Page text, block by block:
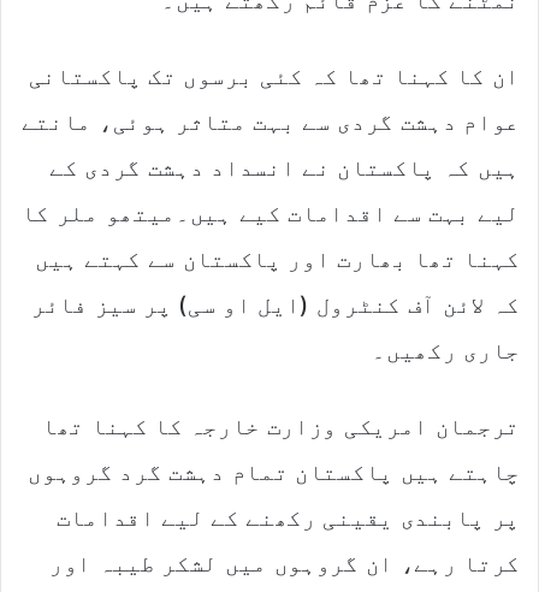
ان کا کہنا تھا کہ کئی برسوں تک پاکستانی
عوام دہشت گردی سے بہت متاثر ہوئی، مانتے
ہیں کہ پاکستان نے انسداد دہشت گردی کے
لیے بہت سے اقدامات کیے ہیں۔میتھو ملر کا
کہنا تھا بھارت اور پاکستان سے کہتے ہیں
کہ لائن آف کنٹرول (ایل او سی) پر سیز فائر
جاری رکھیں۔
ترجمان امریکی وزارت خارجہ کا کہنا تھا
چاہتے ہیں پاکستان تمام دہشت گرد گروہوں
پر پابندی یقینی رکھنے کے لیے اقدامات
کرتا رہے، ان گروہوں میں لشکر طیبہ اور